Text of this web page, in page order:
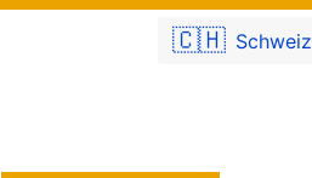
🇨🇭 Schweiz